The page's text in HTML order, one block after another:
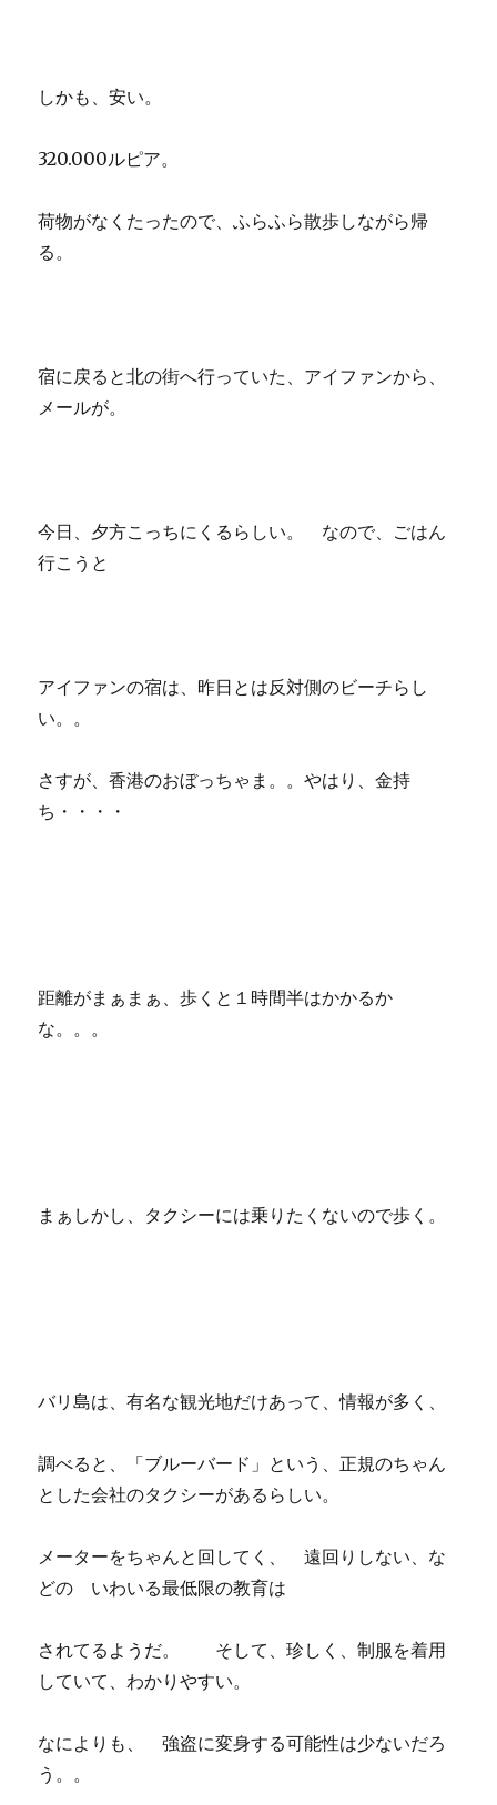
しかも、安い。
320.000ルピア。
荷物がなくたったので、ふらふら散歩しながら帰
る。
宿に戻ると北の街へ行っていた、アイファンから、
メールが。
今日、夕方こっちにくるらしい。 なので、ごはん
行こうと
アイファンの宿は、昨日とは反対側のビーチらし
い。。
さすが、香港のおぼっちゃま。。やはり、金持
ち・・・・
距離がまぁまぁ、歩くと１時間半はかかるか
な。。。
まぁしかし、タクシーには乗りたくないので歩く。
バリ島は、有名な観光地だけあって、情報が多く、
調べると、「ブルーバード」という、正規のちゃん
とした会社のタクシーがあるらしい。
メーターをちゃんと回してく、 遠回りしない、な
どの いわいる最低限の教育は
されてるようだ。 そして、珍しく、制服を着用
していて、わかりやすい。
なによりも、 強盗に変身する可能性は少ないだろ
う。。